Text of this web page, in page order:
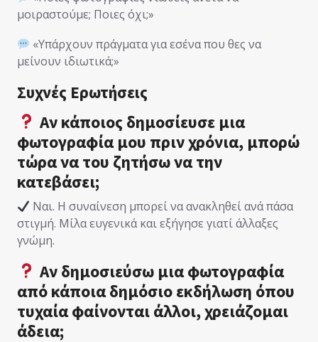
μοιραστούμε; Ποιες όχι;»
«Υπάρχουν πράγματα για εσένα που θες να
μείνουν ιδιωτικά;»
Συχνές Ερωτήσεις
Αν κάποιος δημοσίευσε μια
φωτογραφία μου πριν χρόνια, μπορώ
τώρα να του ζητήσω να την
κατεβάσει;
Ναι. Η συναίνεση μπορεί να ανακληθεί ανά πάσα
στιγμή. Μίλα ευγενικά και εξήγησε γιατί άλλαξες
γνώμη.
Αν δημοσιεύσω μια φωτογραφία
από κάποια δημόσιο εκδήλωση όπου
τυχαία φαίνονται άλλοι, χρειάζομαι
άδεια;